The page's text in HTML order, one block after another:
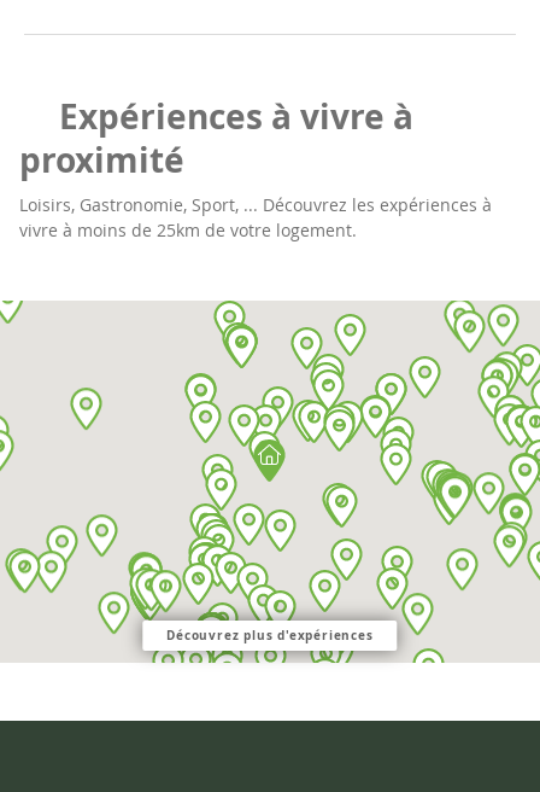
Expériences à vivre à
proximité
Loisirs, Gastronomie, Sport, ... Découvrez les expériences à
vivre à moins de 25km de votre logement.
Découvrez plus d'expériences